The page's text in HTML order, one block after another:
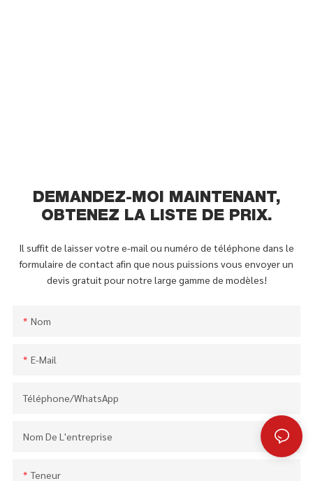
DEMANDEZ-MOI MAINTENANT,
OBTENEZ LA LISTE DE PRIX.
Il suffit de laisser votre e-mail ou numéro de téléphone dans le
formulaire de contact afin que nous puissions vous envoyer un
devis gratuit pour notre large gamme de modèles!
Nom
E-Mail
Téléphone/WhatsApp
Nom De L'entreprise
Teneur